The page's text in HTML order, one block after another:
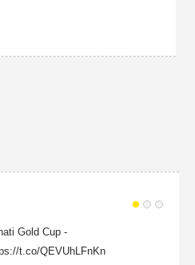
Gold Cup -
t.co/QEVUhLFnKn